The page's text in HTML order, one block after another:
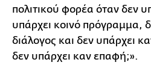
πολιτικού φορέα όταν δεν
υπάρχει κοινό πρόγραμμα,
διάλογος και δεν υπάρχει
δεν υπάρχει καν επαφή;».